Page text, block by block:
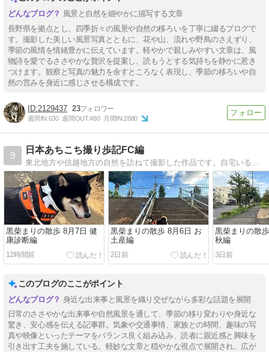
風景と自然を細やかに描写する文章
長野県を拠点とし、四季折々の風景や自然の移ろいを丁寧に綴るブログで
す。撮影した美しい風景写真とともに、花や山、流れや野鳥のさえずり、
季節の風情を情緒豊かに伝えています。軽やかで親しみやすい文章は、風
物詩を愛でるささやかな贅沢を提案し、読もうとする気持ちを静かに惹き
つけます。観察と写真の魅力を余すところなく表現し、季節の移ろいや自
然の営みを身近に感じさせる構成です。
2129437 23
週間IN:630 週間OUT:480 月間IN:2880
9
日本あちこち撮り歩記FC編
東北地方や信越地方の自然を訪ねて撮影した作品です。自宅いる時は黒柴ワンコとの散歩写真が主になります。
黒柴まりの散歩 8月7日 健
康診断編
12時間前
黒柴まりの散歩 8月6日 お
土産編
2日前
黒柴まりの散
秋編
3日前
このブログのここがポイント
身近な出来事と風景を織り交ぜながら多彩な話題を展開
日常のささやかな出来事や自然風景を通して、季節の移り変わりや身近な
驚き、安心感を伝える記事群。気象や交通事情、家族との時間、趣味の写
真や映像といったテーマをバランス良く組み込み、読者に親近感と興味を
引き出す工夫を施している。軽妙な文章と穏やかな視点で展開され、広が